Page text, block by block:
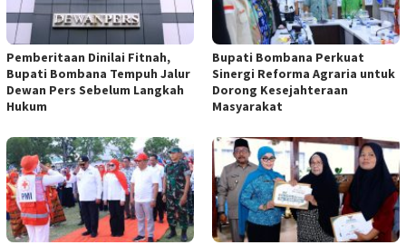
Pemberitaan Dinilai Fitnah,
Bupati Bombana Tempuh Jalur
Dewan Pers Sebelum Langkah
Hukum
Bupati Bombana Perkuat
Sinergi Reforma Agraria untuk
Dorong Kesejahteraan
Masyarakat